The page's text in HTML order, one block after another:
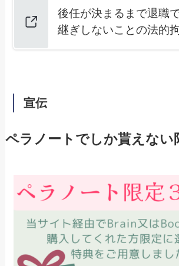
後任が決まるまで退職
継ぎしないことの法的
宣伝
ペラノートでしか貰えない